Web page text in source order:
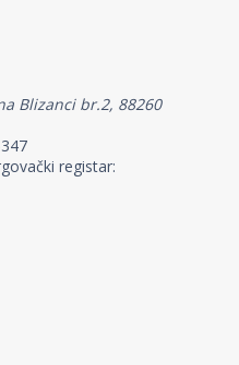
Blizanci br.2, 88260
registar: